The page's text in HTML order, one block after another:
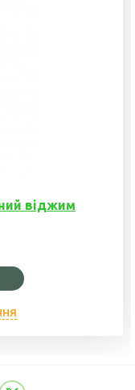
віджим